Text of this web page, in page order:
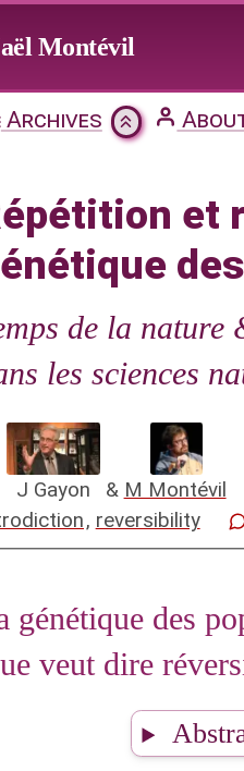
Montévil
Archives
et
de la nature
les sciences
J Gayon & M Montévil
, reversibility
génétique des
veut dire
et
& Download
Introduction
Répétitivité en
3.1 Trois sens de
3.1.1 Retrodictabilité
3.1.2 La
3.2 Rétrodictibilité
3.2.1 Processus
3.2.2 Processus
3.2.2.1